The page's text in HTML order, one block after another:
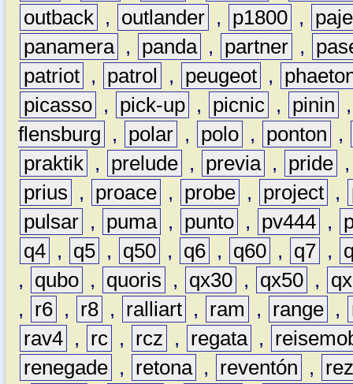
outback , outlander , p1800 ,
panamera , panda , partner ,
patriot , patrol , peugeot ,
picasso , pick-up , picnic , pinin
flensburg
, polar , polo , ponton
,
praktik , prelude , previa , pride
prius
, proace , probe , project ,
pulsar , puma , punto , pv444 ,
q4 , q5 , q50 , q6 , q60 , q7 ,
,
qubo , quoris , qx30 , qx50 ,
,
r6 , r8 , ralliart , ram , range ,
rav4 , rc , rcz , regata ,
renegade , retona , reventón ,